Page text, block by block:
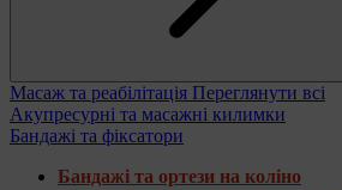
Масаж та реабілітація Переглянути всі
Акупресурні та масажні килимки
Бандажі та фіксатори
Бандажі та ортези на коліно